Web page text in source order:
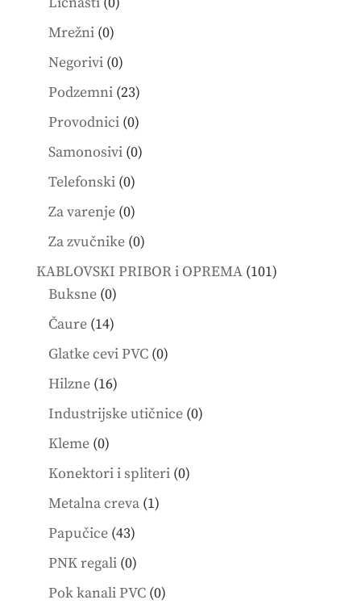
Mrežni 00
products
Negorivi 00
products
Podzemni 2323
products
Provodnici 00
products
Samonosivi 00
Telefonski 00
products
Za varenje 00
products
Za zvučnike 00
products
KABLOVSKI PRIBOR i OPREMA 101101
Buksne 00
products
Čaure 1414
products
Glatke cevi PVC 00
Hilzne 1616
products
Industrijske utičnice 00
Kleme 00
products
Konektori i spliteri 00
Metalna creva 11
Papučice 4343
products
PNK regali 00
products
Pok kanali PVC 00